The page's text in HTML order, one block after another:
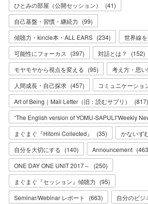
ひとみの部屋（公開セッション）
(41)
自己基盤・習慣・継続力 (99)
傾聴力・kincle本・ALL EARS (234) 世界線
可能性にフォーカス
(397) 対話とは？ (152)
モヤモヤから視点を変える (95) 考え方・思
人間成長・自己探求 (457) コミュニケーショ
Art of Being｜Mail Letter（旧：読むサプリ）
(817)
“The English version of YOMU-SAPULI”Weekly
まぐまぐ『Hitomi Collected』
(35) かないず
自分を大切にする (140) Announcement (
ONE DAY ONE UNIT 2017～
(250)
まぐまぐ『セッション』傾聴力 (95)
Seminar/Webinar レポート
(663) 自分のビジ